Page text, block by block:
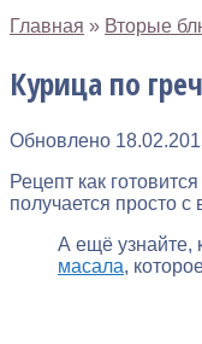
Главная » Вторые
Курица по
Обновлено
Рецепт как готовится
получается просто
А ещё узнайте,
масала,